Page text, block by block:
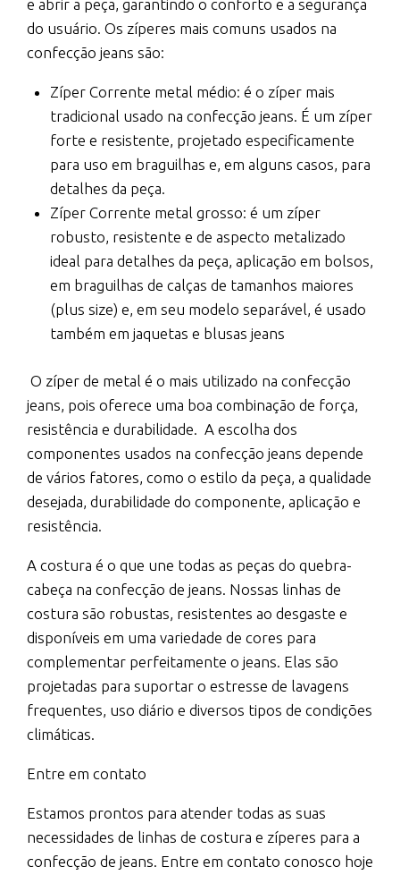
e abrir a peça, garantindo o conforto e a segurança
do usuário. Os zíperes mais comuns usados na
confecção jeans são:
Zíper Corrente metal médio: é o zíper mais
tradicional usado na confecção jeans. É um zíper
forte e resistente, projetado especificamente
para uso em braguilhas e, em alguns casos, para
detalhes da peça.
Zíper Corrente metal grosso: é um zíper
robusto, resistente e de aspecto metalizado
ideal para detalhes da peça, aplicação em bolsos,
em braguilhas de calças de tamanhos maiores
(plus size) e, em seu modelo separável, é usado
também em jaquetas e blusas jeans
O zíper de metal é o mais utilizado na confecção
jeans, pois oferece uma boa combinação de força,
resistência e durabilidade.
A escolha dos
componentes usados na confecção jeans depende
de vários fatores, como o estilo da peça, a qualidade
desejada, durabilidade do componente, aplicação e
resistência.
A costura é o que une todas as peças do quebra-
cabeça na confecção de jeans. Nossas linhas de
costura são robustas, resistentes ao desgaste e
disponíveis em uma variedade de cores para
complementar perfeitamente o jeans. Elas são
projetadas para suportar o estresse de lavagens
frequentes, uso diário e diversos tipos de condições
climáticas.
Entre em contato
Estamos prontos para atender todas as suas
necessidades de linhas de costura e zíperes para a
confecção de jeans. Entre em contato conosco hoje